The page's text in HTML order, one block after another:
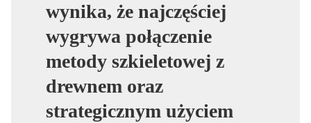
wynika, że najczęściej
wygrywa połączenie
metody szkieletowej z
drewnem oraz
strategicznym użyciem